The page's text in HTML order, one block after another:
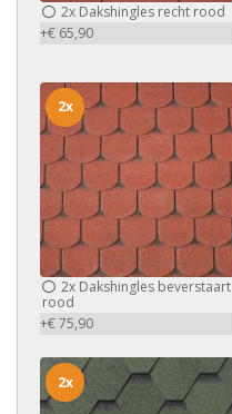
2x Dakshingles recht rood
+€ 65,90
2x Dakshingles beverstaart
rood
+€ 75,90
2x
2x